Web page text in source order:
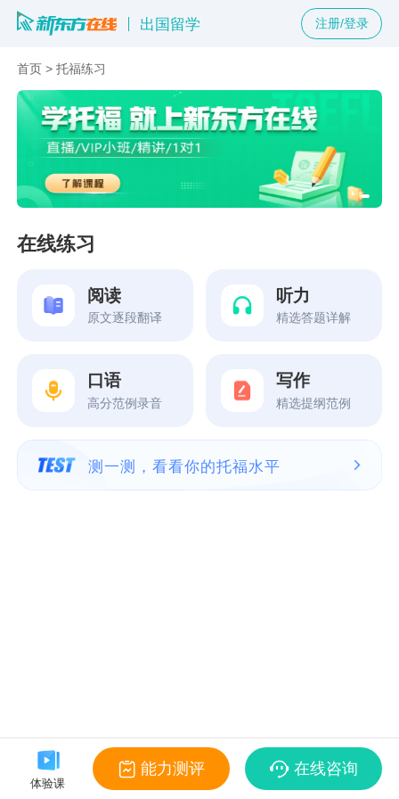
出国留学 注册/登录
首页 >托福练习
在线练习
阅读
原文逐段翻译
听力
精选答题详解
口语
高分范例录音
写作
精选提纲范例
测一测，看看你的托福水平
体验课
能力测评 在线咨询